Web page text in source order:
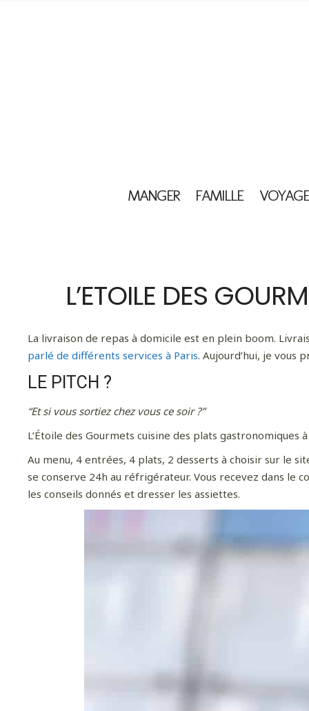
MANGER FAMILLE
L’ETOILE DES
La livraison de repas à domicile est en plein boom.
parlé de différents services à Paris. Aujourd’hui, je vous
LE PITCH ?
“Et si vous sortiez chez vous ce soir ?”
L’Étoile des Gourmets cuisine des plats
Au menu, 4 entrées, 4 plats, 2 desserts à choisir sur le
se conserve 24h au réfrigérateur. Vous recevez dans le
les conseils donnés et dresser les assiettes.